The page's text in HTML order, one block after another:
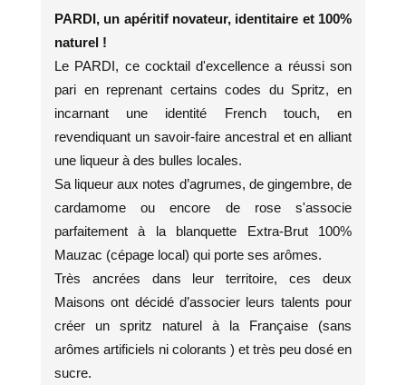
PARDI, un apéritif novateur, identitaire et 100%
naturel !
Le PARDI, ce cocktail d'excellence a réussi son
pari en reprenant certains codes du Spritz, en
incarnant une identité French touch, en
revendiquant un savoir-faire ancestral et en alliant
une liqueur à des bulles locales.
Sa liqueur aux notes d’agrumes, de gingembre, de
cardamome ou encore de rose s'associe
parfaitement à la blanquette Extra-Brut 100%
Mauzac (cépage local) qui porte ses arômes.
Très ancrées dans leur territoire, ces deux
Maisons ont décidé d’associer leurs talents pour
créer un spritz naturel à la Française (sans
arômes artificiels ni colorants ) et très peu dosé en
sucre.